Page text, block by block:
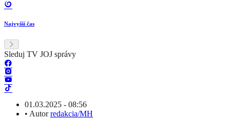
Najvyšší čas
Sleduj TV JOJ správy
01.03.2025 - 08:56
• Autorredakcia/MH